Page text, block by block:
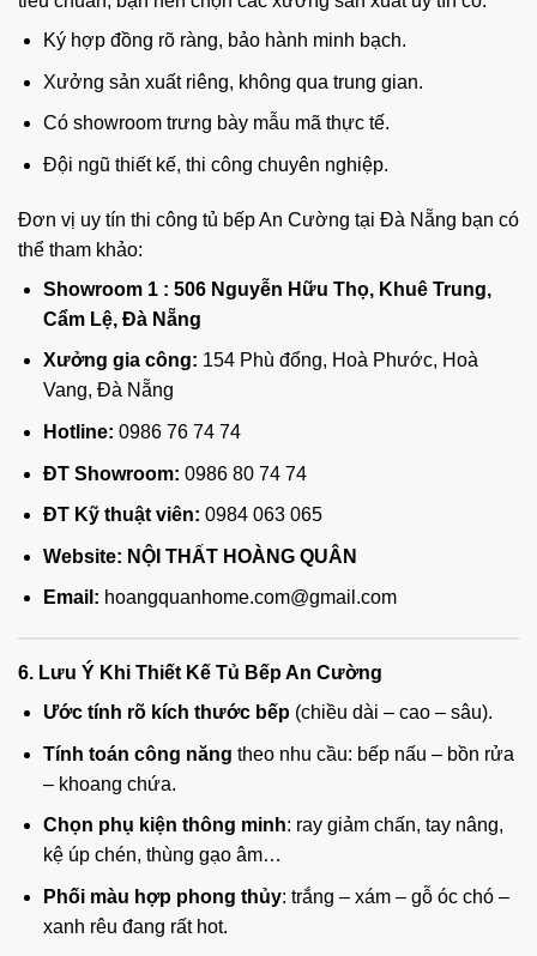
Ký hợp đồng rõ ràng, bảo hành minh bạch.
Xưởng sản xuất riêng, không qua trung gian.
Có showroom trưng bày mẫu mã thực tế.
Đội ngũ thiết kế, thi công chuyên nghiệp.
Đơn vị uy tín thi công tủ bếp An Cường tại Đà Nẵng bạn có
thể tham khảo:
Showroom 1 : 506 Nguyễn Hữu Thọ, Khuê Trung,
Cẩm Lệ, Đà Nẵng
Xưởng gia công: 154 Phù đổng, Hoà Phước, Hoà
Vang, Đà Nẵng
Hotline: 0986 76 74 74
ĐT Showroom: 0986 80 74 74
ĐT Kỹ thuật viên: 0984 063 065
Website: NỘI THẤT HOÀNG QUÂN
Email: hoangquanhome.com@gmail.com
6. Lưu Ý Khi Thiết Kế Tủ Bếp An Cường
Ước tính rõ kích thước bếp(chiều dài – cao – sâu).
Tính toán công năng theo nhu cầu: bếp nấu – bồn rửa
– khoang chứa.
Chọn phụ kiện thông minh: ray giảm chấn, tay nâng,
kệ úp chén, thùng gạo âm…
Phối màu hợp phong thủy: trắng – xám – gỗ óc chó –
xanh rêu đang rất hot.